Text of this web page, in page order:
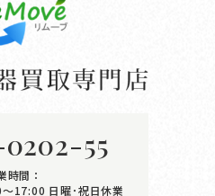
55
時間：
17:00 日曜･祝日休業